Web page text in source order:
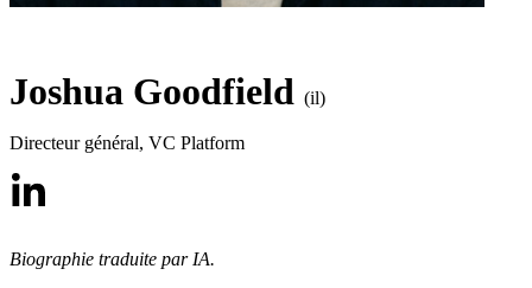
Joshua Goodfield (il)
Directeur général, VC Platform
Biographie traduite par IA.